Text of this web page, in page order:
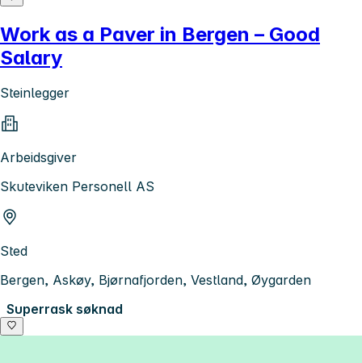
Work as a Paver in Bergen – Good
Salary
Steinlegger
Arbeidsgiver
Skuteviken Personell AS
Sted
Bergen, Askøy, Bjørnafjorden, Vestland, Øygarden
Superrask søknad